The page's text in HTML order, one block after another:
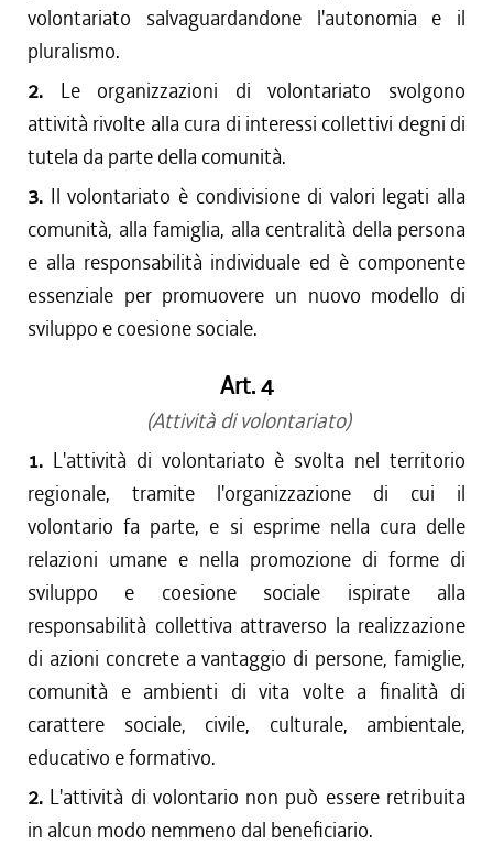
volontariato salvaguardandone l'autonomia e il
pluralismo.
2. Le organizzazioni di volontariato svolgono
attività rivolte alla cura di interessi collettivi degni di
tutela da parte della comunità.
3. Il volontariato è condivisione di valori legati alla
comunità, alla famiglia, alla centralità della persona
e alla responsabilità individuale ed è componente
essenziale per promuovere un nuovo modello di
sviluppo e coesione sociale.
Art. 4
(Attività di volontariato)
1. L'attività di volontariato è svolta nel territorio
regionale, tramite l'organizzazione di cui il
volontario fa parte, e si esprime nella cura delle
relazioni umane e nella promozione di forme di
sviluppo e coesione sociale ispirate alla
responsabilità collettiva attraverso la realizzazione
di azioni concrete a vantaggio di persone, famiglie,
comunità e ambienti di vita volte a finalità di
carattere sociale, civile, culturale, ambientale,
educativo e formativo.
2. L'attività di volontario non può essere retribuita
in alcun modo nemmeno dal beneficiario.